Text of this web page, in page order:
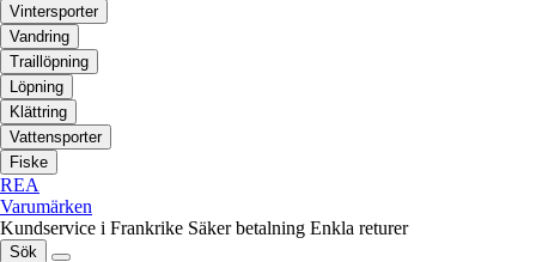
Vintersporter
Vandring
Traillöpning
Löpning
Klättring
Vattensporter
Fiske
REA
Varumärken
Kundservice i Frankrike Säker betalning Enkla returer
Sök